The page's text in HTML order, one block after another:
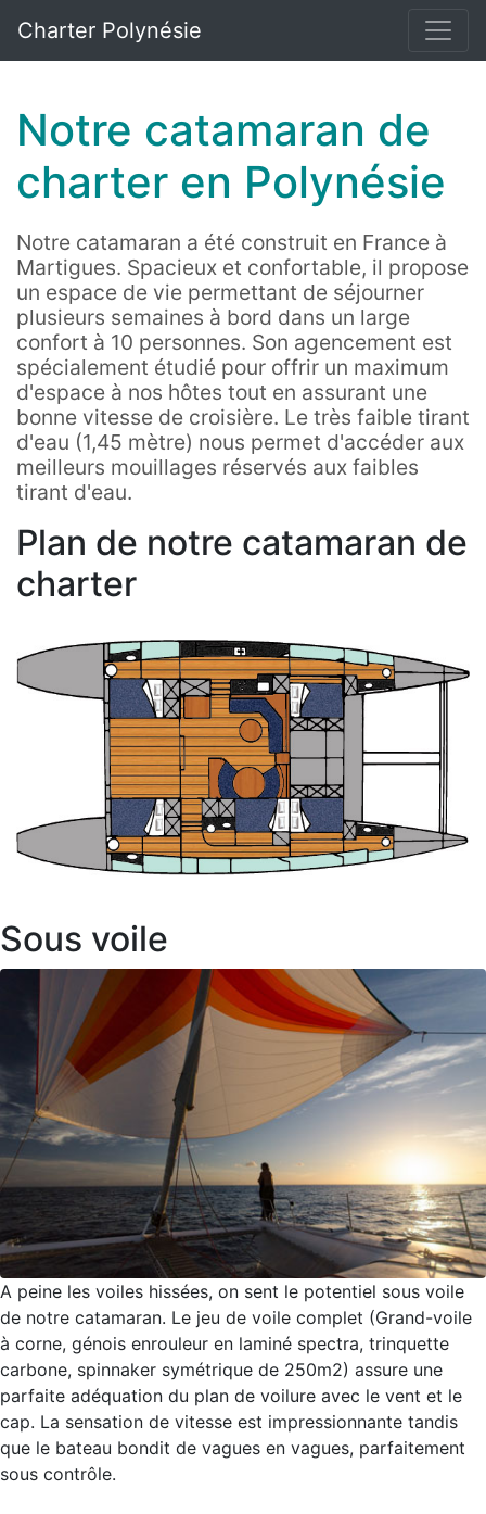
Charter Polynésie
Notre catamaran de
charter en Polynésie
Notre catamaran a été construit en France à
Martigues. Spacieux et confortable, il propose
un espace de vie permettant de séjourner
plusieurs semaines à bord dans un large
confort à 10 personnes. Son agencement est
spécialement étudié pour offrir un maximum
d'espace à nos hôtes tout en assurant une
bonne vitesse de croisière. Le très faible tirant
d'eau (1,45 mètre) nous permet d'accéder aux
meilleurs mouillages réservés aux faibles
tirant d'eau.
Plan de notre catamaran de
charter
Sous voile
A peine les voiles hissées, on sent le potentiel sous voile
de notre catamaran. Le jeu de voile complet (Grand-voile
à corne, génois enrouleur en laminé spectra, trinquette
carbone, spinnaker symétrique de 250m2) assure une
parfaite adéquation du plan de voilure avec le vent et le
cap. La sensation de vitesse est impressionnante tandis
que le bateau bondit de vagues en vagues, parfaitement
sous contrôle.